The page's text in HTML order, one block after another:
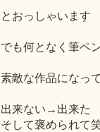
とおっしゃいます
でも何となく筆ペ
素敵な作品になっ
出来ない→出来た
そして褒められて